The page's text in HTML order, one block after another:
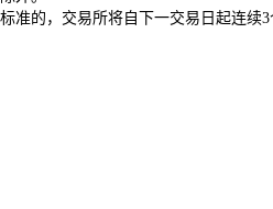
，交易所将自下一交易日起连续